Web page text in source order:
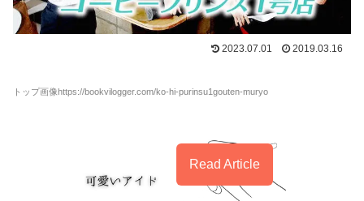
2023.07.01 2019.03.16
トップ画像https://bookvilogger.com/ko-hi-purinsu1gouten-muryo
Read Article